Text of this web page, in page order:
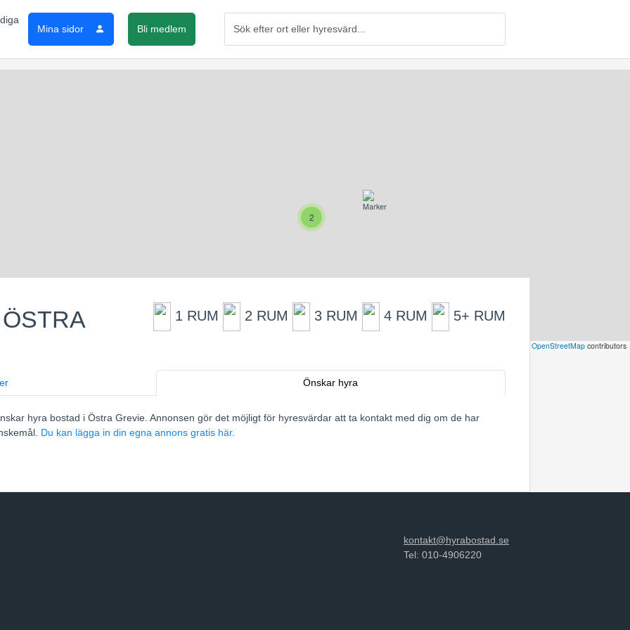
Mina sidor Bli medlem
2
OpenStreetMap contributors
1 RUM 2 RUM 3 RUM 4 RUM 5+ RUM
Önskar hyra
hyra bostad i Östra Grevie. Annonsen gör det möjligt för hyresvärdar att ta kontakt med dig om de har
Du kan lägga in din egna annons gratis här.
kontakt@hyrabostad.se
Tel: 010-4906220